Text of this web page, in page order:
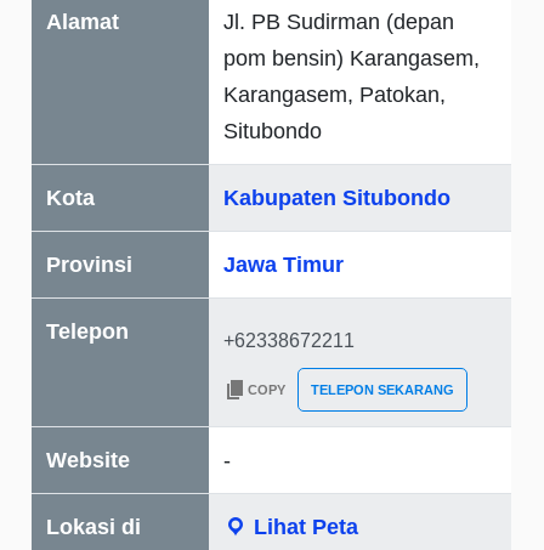
Alamat
Jl. PB Sudirman (depan
pom bensin) Karangasem,
Karangasem, Patokan,
Situbondo
Kota Kabupaten Situbondo
Provinsi Jawa Timur
Telepon
COPY TELEPON SEKARANG
Website -
Lokasi di
Lihat Peta